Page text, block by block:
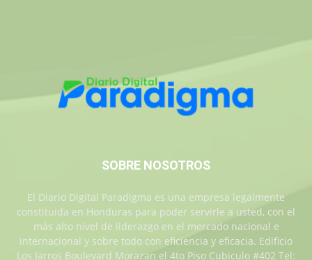
SOBRE NOSOTROS
El Diario Digital Paradigma es una empresa legalmente
constituida en Honduras para poder servirle a usted, con el
más alto nivel de liderazgo en el mercado nacional e
internacional y sobre todo con eficiencia y eficacia. Edificio
Los Jarros Boulevard Morazan el 4to Piso Cubiculo #402 Tel: